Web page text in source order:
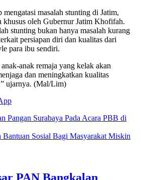
masalah stunting di Jatim,
khusus oleh Gubernur Jatim Khofifah.
stunting bukan hanya masalah kurang
persiapan diri dan kualitas dari
para ibu sendiri.
anak remaja yang kelak akan
dan meningkatkan kualitas
ujarnya. (Mal/Lim)
Pangan Surabaya Pada Acara PBB di
Sosial Bagi Masyarakat Miskin